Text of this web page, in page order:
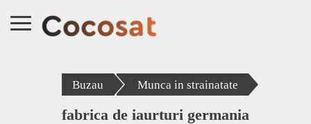
Buzau Munca in strainatate
fabrica de iaurturi germania